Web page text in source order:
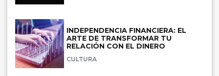
INDEPENDENCIA FINANCIERA: EL
ARTE DE TRANSFORMAR TU
RELACIÓN CON EL DINERO
CULTURA